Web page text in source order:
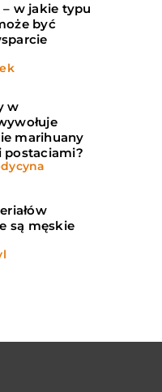
w jakie typu
być
w
marihuany
postaciami?
są męskie